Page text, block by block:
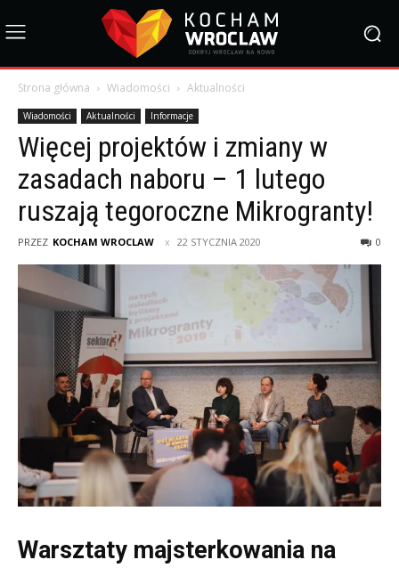
Strona główna Wiadomości Aktualności
Wiadomości Aktualności Informacje
Więcej projektów i zmiany w
zasadach naboru – 1 lutego
ruszają tegoroczne Mikrogranty!
PRZEZ KOCHAM WROCLAW 22 STYCZNIA 2020 0
Warsztaty majsterkowania na